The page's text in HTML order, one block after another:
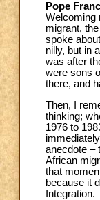
Pope
Welcoming
migrant,
spoke
nilly, but in
was after
were sons
there, and
Then, I
thinking;
1976 to
anecdote –
African
that
because it
Integration.